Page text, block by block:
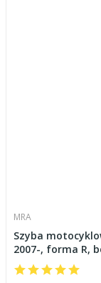
MRA
Szyba
2007-, forma R,